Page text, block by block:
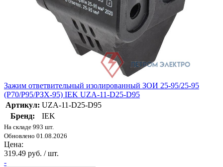
Зажим ответвительный изолированный ЗОИ 25-95/25-95
(P70/P95/РЗХ-95) IEK UZA-11-D25-D95
Артикул: UZA-11-D25-D95
Бренд:
IEK
На складе 993 шт.
Обновлено 01.08.2026
Цена:
319.49 руб. / шт.
-